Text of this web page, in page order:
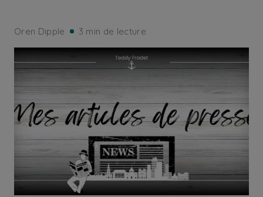
Oren Dipple 3 min de lecture